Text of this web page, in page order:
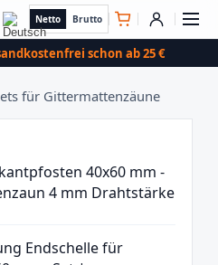
Netto Brutto
schon ab 25 €
für Gittermattenzäune